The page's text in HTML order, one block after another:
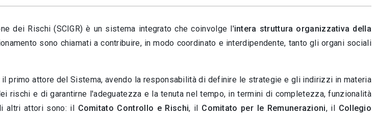
dei Rischi (SCIGR) è un sistema integrato che coinvolge l'intera struttura organizzativa della
sono chiamati a contribuire, in modo coordinato e interdipendente, tanto gli organi sociali
il primo attore del Sistema, avendo la responsabilità di definire le strategie e gli indirizzi in materia
rischi e di garantirne l'adeguatezza e la tenuta nel tempo, in termini di completezza, funzionalità
altri attori sono: il Comitato Controllo e Rischi, il Comitato per le Remunerazioni, il Collegio